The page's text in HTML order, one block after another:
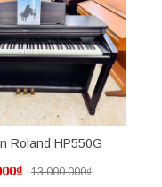
Roland HP550G
13.000.000₫